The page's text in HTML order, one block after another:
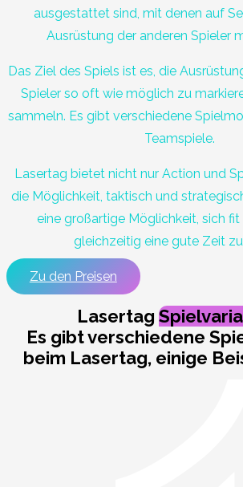
ausgestattet sind, mit denen auf
Ausrüstung der anderen Spieler
Das Ziel des Spiels ist es, die
Spieler so oft wie möglich zu
sammeln. Es gibt verschiedene
Teamspiele.
Lasertag bietet nicht nur Action und
die Möglichkeit, taktisch und
eine großartige Möglichkeit, sich
gleichzeitig eine gute Zeit
Zu den Preisen
Lasertag
Es gibt verschiedene
beim Lasertag, einige